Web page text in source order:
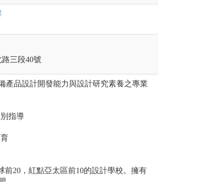
三段40號
產品設計開發能力與設計研究素養之專業
指導
前20，紅點亞太區前10的設計學校。擁有